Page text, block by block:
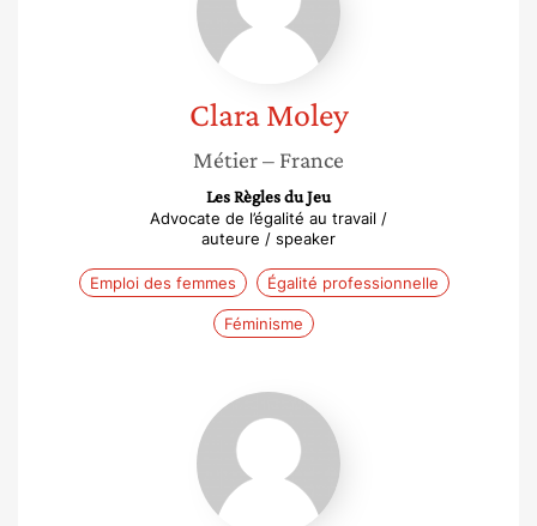
Clara Moley
Métier– France
Les Règles du Jeu
Advocate de l’égalité au travail /
auteure / speaker
Emploi des femmes Égalité professionnelle
Féminisme
Sandra
Schmitt
Battistel